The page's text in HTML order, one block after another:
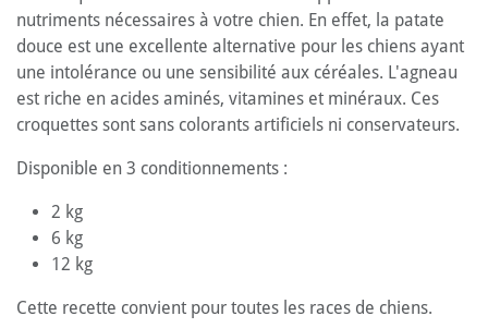
nutriments nécessaires à votre chien. En effet, la patate
douce est une excellente alternative pour les chiens ayant
une intolérance ou une sensibilité aux céréales. L'agneau
est riche en acides aminés, vitamines et minéraux. Ces
croquettes sont sans colorants artificiels ni conservateurs.
Disponible en 3 conditionnements :
2 kg
6 kg
12 kg
Cette recette convient pour toutes les races de chiens.